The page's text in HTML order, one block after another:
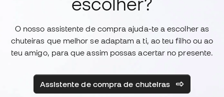
O nosso assistente de compra ajuda-te a escolher as
chuteiras que melhor se adaptam a ti, ao teu filho ou ao
teu amigo, para que assim possas acertar no presente.
Assistente de compra de chuteiras